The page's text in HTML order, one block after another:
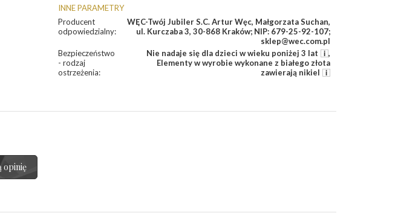
INNE PARAMETRY
Producent
odpowiedzialny:
WĘC-Twój Jubiler S.C. Artur Węc, Małgorzata Suchan,
ul. Kurczaba 3, 30-868 Kraków; NIP: 679-25-92-107;
sklep@wec.com.pl
Bezpieczeństwo
- rodzaj
ostrzeżenia:
Nie nadaje się dla dzieci w wieku poniżej 3 lat
,
Elementy w wyrobie wykonane z białego złota
zawierają nikiel
opinię